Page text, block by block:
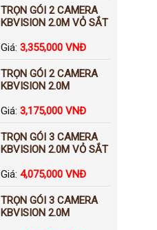
TRỌN GÓI 2 CAMERA
KBVISION 2.0M VỎ SẮT
Giá: 3,355,000 VNĐ
TRỌN GÓI 2 CAMERA
KBVISION 2.0M
Giá: 3,175,000 VNĐ
TRỌN GÓI 3 CAMERA
KBVISION 2.0M VỎ SẮT
Giá: 4,075,000 VNĐ
TRỌN GÓI 3 CAMERA
KBVISION 2.0M